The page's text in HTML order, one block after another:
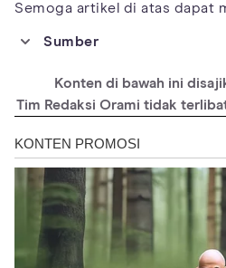
Semoga artikel di atas dapat
Sumber
https://www.mayoclinic.org/
conditions/atelectasis/
Konten di bawah ini
Tim Redaksi Orami tidak